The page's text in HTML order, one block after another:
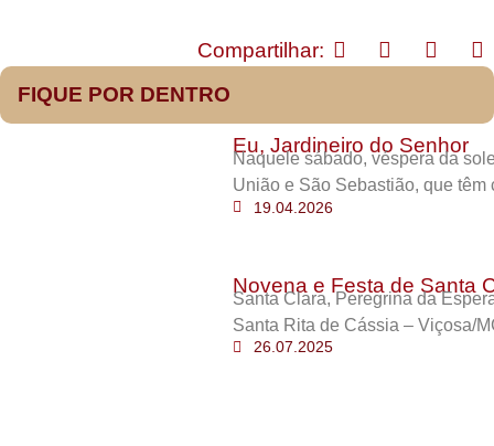
Compartilhar:
FIQUE POR DENTRO
Eu, Jardineiro do Senhor
Naquele sábado, véspera da
União e São Sebastião, que têm
19.04.2026
Novena e Festa de Santa
Santa Clara, Peregrina da
Santa Rita de Cássia – Viçosa/
26.07.2025